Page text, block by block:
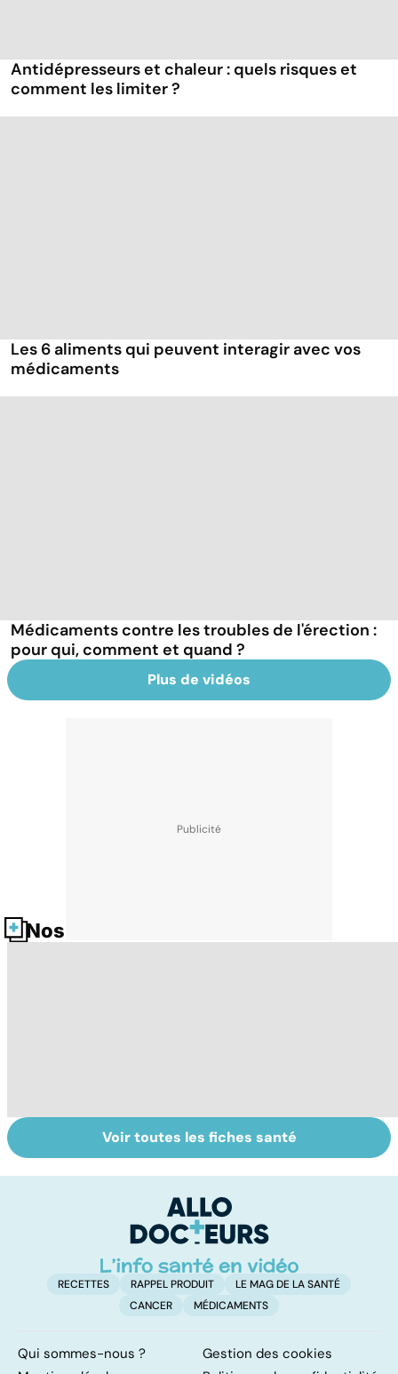
Antidépresseurs et chaleur : quels risques et
comment les limiter ?
Les 6 aliments qui peuvent interagir avec vos
médicaments
Médicaments contre les troubles de l'érection :
pour qui, comment et quand ?
Plus de vidéos
Nos fiches santé
Le lupus, une
maladie
Anémie :
symptômes,
traitements
Voir toutes les fiches santé
RECETTES RAPPEL PRODUIT
LE MAG DE LA SANTÉ
CANCER
MÉDICAMENTS
Qui sommes-nous ?
Gestion des cookies